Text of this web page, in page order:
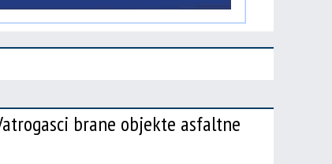
brane objekte asfaltne